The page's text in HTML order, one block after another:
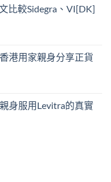
比較Sidegra、VI[DK]
港用家親身分享正貨
身服用Levitra的真實